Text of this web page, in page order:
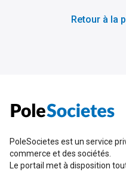
Retour à la
PoleSocietes est un service
commerce et des sociétés.
Le portail met à disposition